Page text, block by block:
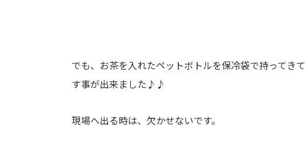
でも、お茶を入れたペットボトルを保冷袋で持ってき
す事が出来ました♪♪
現場へ出る時は、欠かせないです。